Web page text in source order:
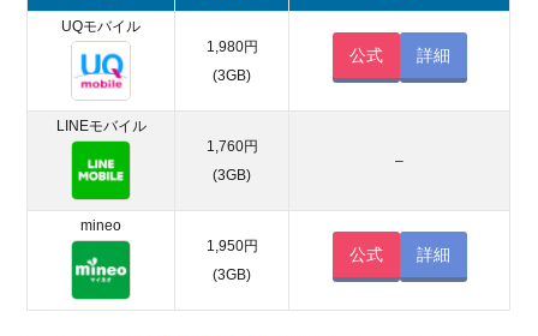
UQモバイル
1,980円
(3GB)
公式 詳細
LINEモバイル
1,760円
(3GB)
–
mineo
1,950円
(3GB)
公式 詳細